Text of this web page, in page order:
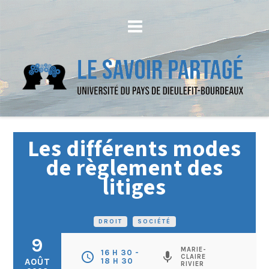
DROIT SOCIÉTÉ
Les différents modes
de règlement des
litiges
9
AOÛT schedule
16 H 30 -
18 H 30
mic
MARIE-
CLAIRE
RIVIER